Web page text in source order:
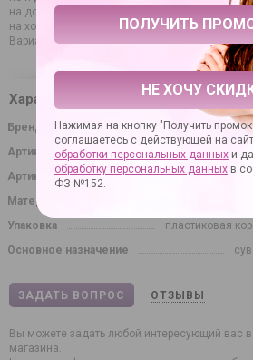
на дороге вас сложно будет не заметить,
на холодильник — и каждое утро
Вариантов много.
Характеристики
Бренд
LOVETOY (А-
Артикул
Артикул производителя
Материал
Упаковка
пластиковая
Основное назначение
ЗАДАТЬ ВОПРОС ОТЗЫВЫ
Вы можете задать любой интересующий вас
магазина.
НЕ ХОЧУ
Нажимая на кнопку "Получить
соглашаетесь с действующей на
обработки персональных данных и
обработку персональных данных в
ФЗ №152.